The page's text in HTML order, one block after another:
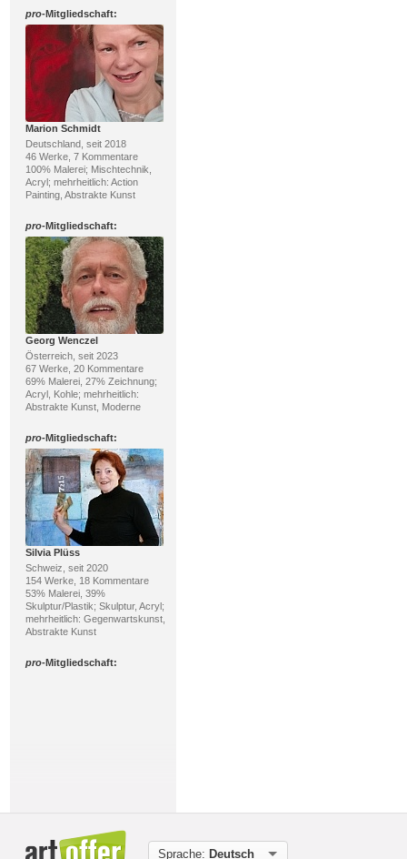
pro-Mitgliedschaft:
Marion Schmidt
Deutschland, seit 2018
46 Werke, 7 Kommentare
100% Malerei; Mischtechnik,
Acryl; mehrheitlich: Action
Painting, Abstrakte Kunst
pro-Mitgliedschaft:
Georg Wenczel
Österreich, seit 2023
67 Werke, 20 Kommentare
69% Malerei, 27% Zeichnung;
Acryl, Kohle; mehrheitlich:
Abstrakte Kunst, Moderne
pro-Mitgliedschaft:
Silvia Plüss
Schweiz, seit 2020
154 Werke, 18 Kommentare
53% Malerei, 39%
Skulptur/Plastik; Skulptur, Acryl;
mehrheitlich: Gegenwartskunst,
Abstrakte Kunst
pro-Mitgliedschaft:
Deutschland, seit 2012
72 Werke, 28 Kommentare
Sprache: Deutsch